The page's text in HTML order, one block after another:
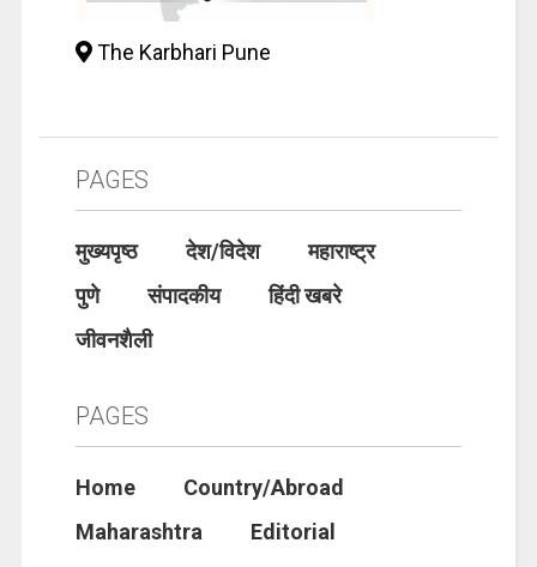
The Karbhari Pune
PAGES
मुख्यपृष्ठ देश/विदेश
महाराष्ट्र
पुणे
संपादकीय
हिंदी खबरे
जीवनशैली
PAGES
Home
Country/Abroad
Maharashtra
Editorial